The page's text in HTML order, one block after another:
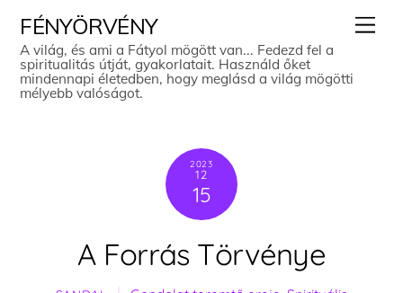
content
FÉNYÖRVÉNY
A világ, és ami a Fátyol mögött van... Fedezd fel a
spiritualitás útját, gyakorlatait. Használd őket
mindennapi életedben, hogy meglásd a világ mögötti
mélyebb valóságot.
2023
12
15
A Forrás Törvénye